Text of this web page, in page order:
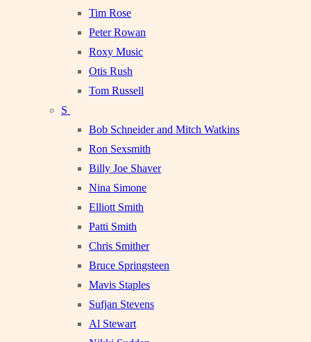
Tim Rose
Peter Rowan
Roxy Music
Otis Rush
Tom Russell
S
Bob Schneider and Mitch Watkins
Ron Sexsmith
Billy Joe Shaver
Nina Simone
Elliott Smith
Patti Smith
Chris Smither
Bruce Springsteen
Mavis Staples
Sufjan Stevens
Al Stewart